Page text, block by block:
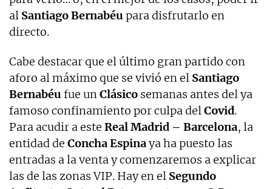
al Santiago Bernabéu para disfrutarlo en
directo.
Cabe destacar que el último gran partido con
aforo al máximo que se vivió en el Santiago
Bernabéu fue unClásico semanas antes del ya
famoso confinamiento por culpa delCovid.
Para acudir a este Real Madrid – Barcelona, la
entidad de Concha Espinaya ha puesto las
entradas a la venta y comenzaremos a explicar
las de las zonas VIP. Hay en el Segundo